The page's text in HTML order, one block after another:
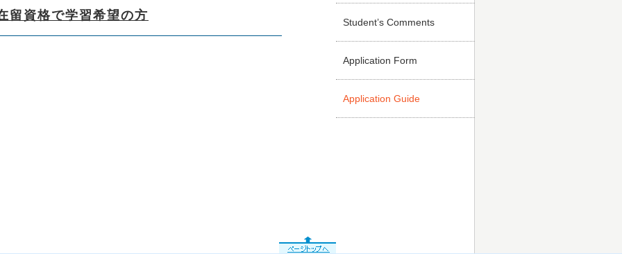
留資格で学習希望の方 Student’s Comments
Application Form
Application Guide